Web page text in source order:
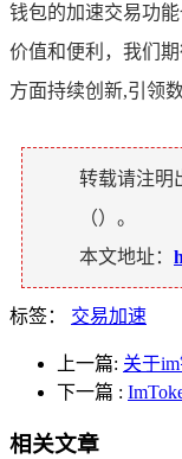
钱包的加速交易功
价值和便利，我们
方面持续创新,引领
转载请注明
（）。
本文地址：
标签： 交易加速
上一篇: 关于
下一篇 :
相关文章